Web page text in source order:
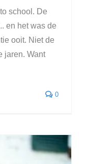
school. De
en het was de
ooit. Niet de
jaren. Want
0